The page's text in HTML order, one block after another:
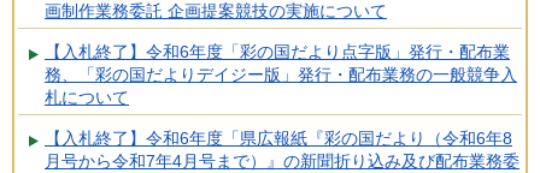
画制作業務委託 企画提案競技の実施について
【入札終了】令和6年度「彩の国だより点字版」発行・配布業
務、「彩の国だよりデイジー版」発行・配布業務の一般競争入
札について
【入札終了】令和6年度「県広報紙『彩の国だより（令和6年8
月号から令和7年4月号まで）』の新聞折り込み及び配布業務委